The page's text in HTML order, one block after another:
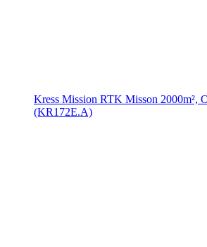
Kress Mission RTK Misson 2000m²,
(KR172E.A)